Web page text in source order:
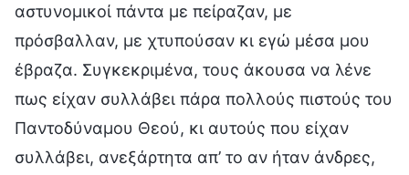
αστυνομικοί πάντα με πείραζαν, με
πρόσβαλλαν, με χτυπούσαν κι εγώ μέσα μου
έβραζα. Συγκεκριμένα, τους άκουσα να λένε
πως είχαν συλλάβει πάρα πολλούς πιστούς του
Παντοδύναμου Θεού, κι αυτούς που είχαν
συλλάβει, ανεξάρτητα απ’ το αν ήταν άνδρες,